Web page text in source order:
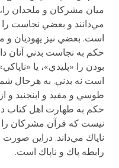
ميان مشركان و ملحدان
مي‌دانند و بعضي نجاست را
است. بعضي نيز يهوديان و
حكم به نجاست بدني آنان
بودن را «پليدي»، يا
است نه بدني. به هرحال
طوسي و مفيد و ابن­جنید و
حكم به طهارت اهل كتاب
نيست كه قرآن مشركان
ناپاك مي‌داند. دراين صورت
رابطه پاك و ناپاك است.